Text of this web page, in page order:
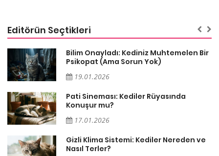
Editörün Seçtikleri
Bilim Onayladı: Kediniz Muhtemelen Bir
Psikopat (Ama Sorun Yok)
19.01.2026
Pati Sineması: Kediler Rüyasında
Konuşur mu?
17.01.2026
Gizli Klima Sistemi: Kediler Nereden ve
Nasıl Terler?